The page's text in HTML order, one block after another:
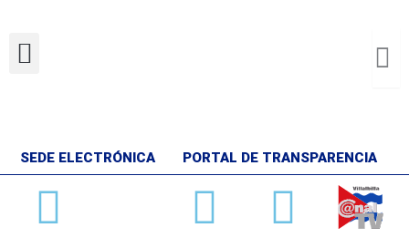
Menu
SEDE ELECTRÓNICA PORTAL DE TRANSPARENCIA
FacebookYoutube